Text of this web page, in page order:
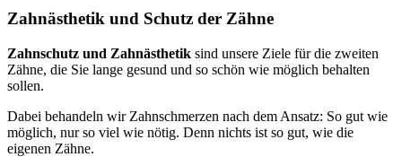
Zahnästhetik und Schutz der Zähne
Zahnschutz und Zahnästhetik sind unsere Ziele für die zweiten
Zähne, die Sie lange gesund und so schön wie möglich behalten
sollen.
Dabei behandeln wir Zahnschmerzen nach dem Ansatz: So gut wie
möglich, nur so viel wie nötig. Denn nichts ist so gut, wie die
eigenen Zähne.